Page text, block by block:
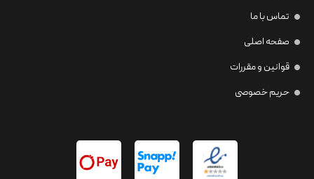
تماس با ما
صفحه اصلی
قوانین و مقررات
حریم خصوصی